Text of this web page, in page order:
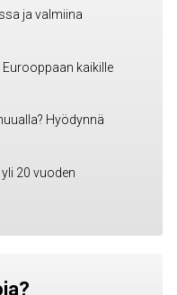
ja valmiina
Eurooppaan kaikille
Hyödynnä
yli 20 vuoden